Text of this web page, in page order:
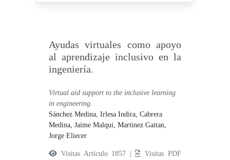
Ayudas virtuales como apoyo
al aprendizaje inclusivo en la
ingeniería.
Virtual aid support to the inclusive learning
in engineering.
Sánchez Medina, Irlesa Indira,Cabrera
Medina, Jaime Malqui,Martinez Gaitan,
Jorge Eliecer
Visitas Artículo 1857 |
Visitas PDF